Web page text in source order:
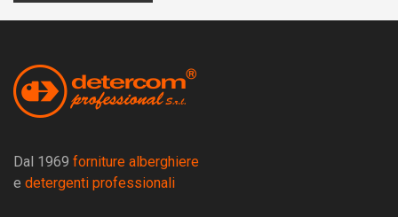
Dal 1969 forniture alberghiere
e detergenti professionali